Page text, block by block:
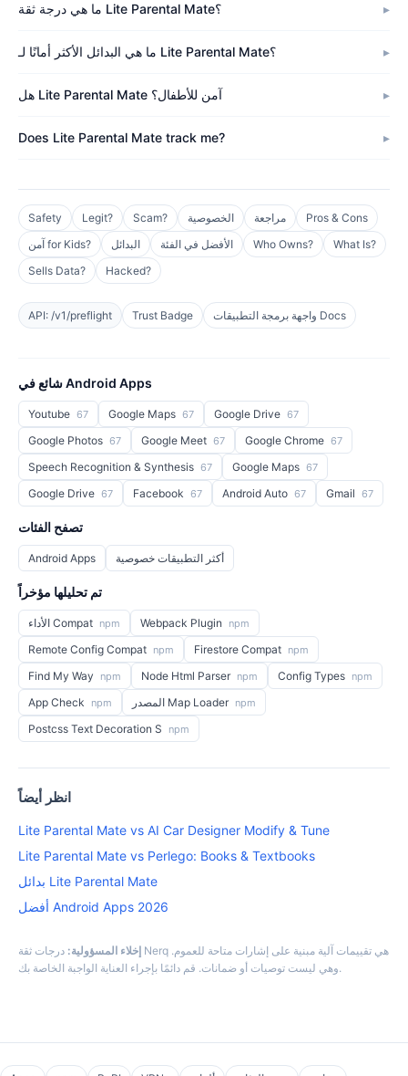
ما هي درجة ثقة Lite Parental Mate؟
ما هي البدائل الأكثر أمانًا لـ Lite Parental Mate؟
هل Lite Parental Mate آمن للأطفال؟
Does Lite Parental Mate track me?
Safety Legit? Scam? الخصوصية مراجعة
Pros & Cons
آمن for Kids?
البدائل الأفضل في الفئة Who Owns?
What Is?
Sells Data?
Hacked?
API: /v1/preflight Trust Badge واجهة برمجة التطبيقات Docs
شائع في Android Apps
Youtube 67 Google Maps 67 Google Drive 67
Google Photos 67 Google Meet 67 Google Chrome 67
Speech Recognition & Synthesis 67 Google Maps 67
Google Drive 67 Facebook 67 Android Auto 67 Gmail 67
تصفح الفئات
Android Apps أكثر التطبيقات خصوصية
تم تحليلها مؤخراً
الأداء Compat npm Webpack Plugin npm
Remote Config Compat npm Firestore Compat npm
Find My Way npm Node Html Parser npm Config Types npm
App Check npm المصدر Map Loader npm
Postcss Text Decoration S npm
انظر أيضاً
Lite Parental Mate vs AI Car Designer Modify & Tune
Lite Parental Mate vs Perlego: Books & Textbooks
بدائل Lite Parental Mate
أفضل Android Apps 2026
إخلاء المسؤولية: درجات ثقة Nerq هي تقييمات آلية مبنية على إشارات متاحة للعموم.
وهي ليست توصيات أو ضمانات. قم دائمًا بإجراء العناية الواجبة الخاصة بك.